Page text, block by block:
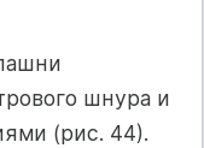
шнура и
(рис. 44).